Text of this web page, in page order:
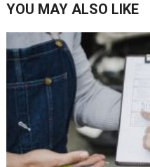
YOU MAY ALSO LIKE